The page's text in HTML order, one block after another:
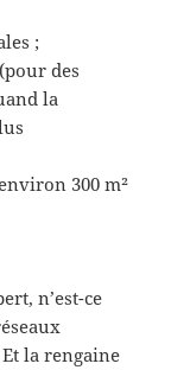
;
des
la
300 m²
n’est-ce
Et la rengaine